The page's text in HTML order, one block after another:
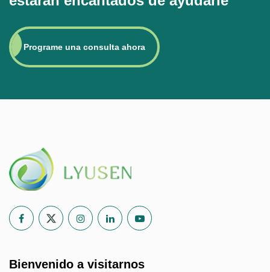
Programe una consulta ahora
Bienvenido a visitarnos